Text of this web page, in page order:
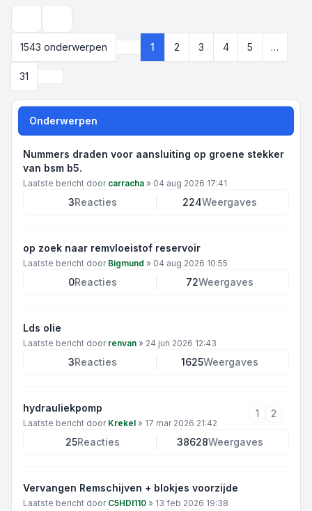
1543 onderwerpen
Pagina van
1 2 3 4 5 …
31
Onderwerpen
Nummers draden voor aansluiting op groene stekker
van bsm b5.
Laatste bericht door carracha » 04 aug 2026 17:41
3Reacties 224Weergaves
op zoek naar remvloeistof reservoir
Laatste bericht door Bigmund » 04 aug 2026 10:55
0Reacties 72Weergaves
Lds olie
Laatste bericht door renvan » 24 jun 2026 12:43
3Reacties 1625Weergaves
hydrauliekpomp
Laatste bericht door Krekel » 17 mar 2026 21:42
1 2
25Reacties 38628Weergaves
Vervangen Remschijven + blokjes voorzijde
Laatste bericht door C5HDI110 » 13 feb 2026 19:38